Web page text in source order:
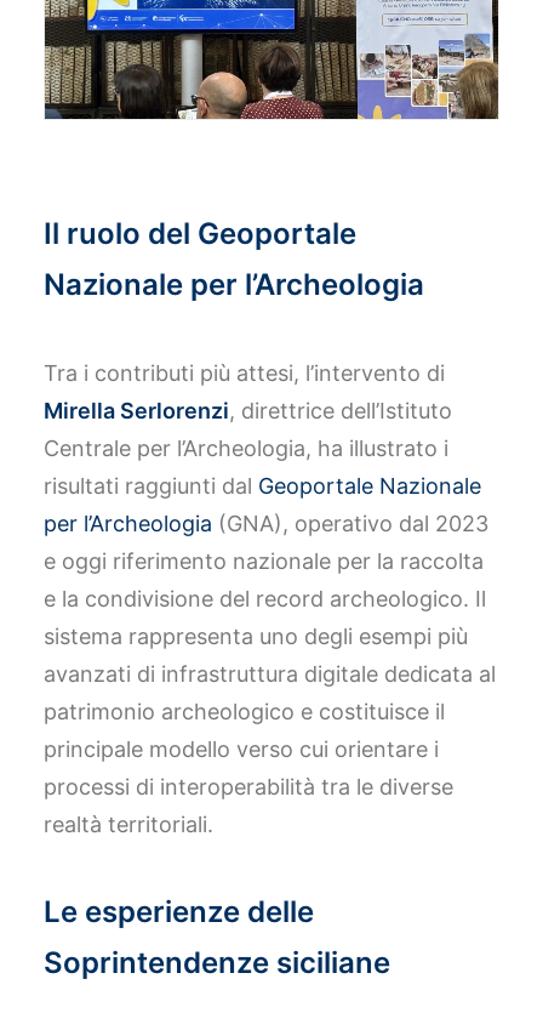
Il ruolo del Geoportale
Nazionale per l’Archeologia
Tra i contributi più attesi, l’intervento di
Mirella Serlorenzi, direttrice dell’Istituto
Centrale per l’Archeologia, ha illustrato i
risultati raggiunti dal Geoportale Nazionale
per l’Archeologia (GNA), operativo dal 2023
e oggi riferimento nazionale per la raccolta
e la condivisione del record archeologico. Il
sistema rappresenta uno degli esempi più
avanzati di infrastruttura digitale dedicata al
patrimonio archeologico e costituisce il
principale modello verso cui orientare i
processi di interoperabilità tra le diverse
realtà territoriali.
Le esperienze delle
Soprintendenze siciliane